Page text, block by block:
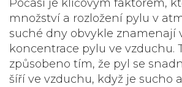
Počasí je klíčovým faktorem,
množství a rozložení pylu v
suché dny obvykle znamenají
koncentrace pylu ve vzduchu.
způsobeno tím, že pyl se
šíří ve vzduchu, když je sucho